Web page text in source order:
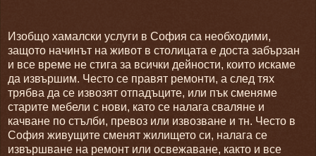
Изобщо хамалски услуги в София са необходими,
защото начинът на живот в столицата е доста забързан
и все време не стига за всички дейности, които искаме
да извършим. Често се правят ремонти, а след тях
трябва да се извозят отпадъците, или пък сменяме
старите мебели с нови, като се налага сваляне и
качване по стълби, превоз или извозване и тн. Често в
София живущите сменят жилището си, налага се
извършване на ремонт или освежаване, както и все